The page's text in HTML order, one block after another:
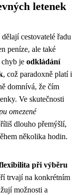
letenek
cestovatelé řadu
peníze, ale také
chyb je odkládání
, což paradoxně platí i
domnívá, že čím
Ve skutečnosti
omezené
dlouho přemýšlí,
několika hodin.
při výběru
trvají na konkrétním
možnosti a